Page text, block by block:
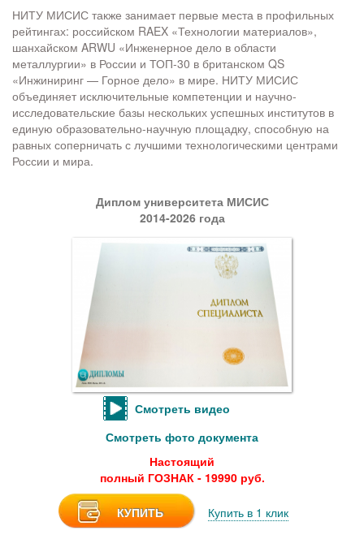
НИТУ МИСИС также занимает первые места в профильных
рейтингах: российском RAEX «Технологии материалов»,
шанхайском ARWU «Инженерное дело в области
металлургии» в России и ТОП-30 в британском QS
«Инжиниринг — Горное дело» в мире. НИТУ МИСИС
объединяет исключительные компетенции и научно-
исследовательские базы нескольких успешных институтов в
единую образовательно-научную площадку, способную на
равных соперничать с лучшими технологическими центрами
России и мира.
Диплом университета МИСИС
2014-2026 года
Смотреть видео
Смотреть фото документа
Настоящий
полный ГОЗНАК - 19990 руб.
КУПИТЬ Купить в 1 клик